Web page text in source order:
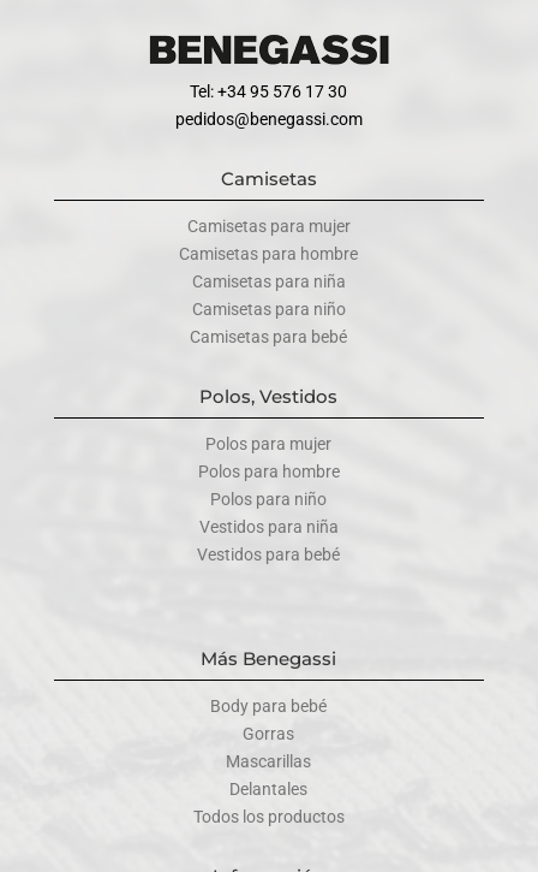
Tel: +34 95 576 17 30
pedidos@benegassi.com
Camisetas
Camisetas para mujer
Camisetas para hombre
Camisetas para niña
Camisetas para niño
Camisetas para bebé
Polos, Vestidos
Polos para mujer
Polos para hombre
Polos para niño
Vestidos para niña
Vestidos para bebé
Más Benegassi
Body para bebé
Gorras
Mascarillas
Delantales
Todos los productos